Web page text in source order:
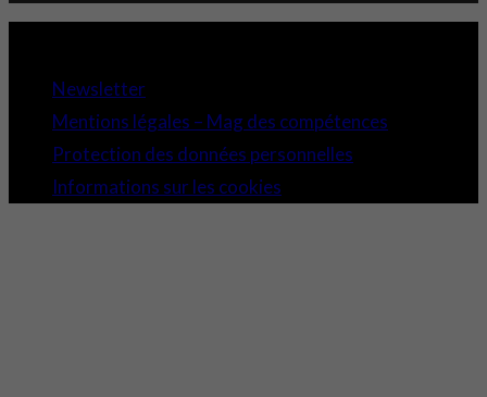
Newsletter
Mentions légales – Mag des compétences
Protection des données personnelles
Informations sur les cookies